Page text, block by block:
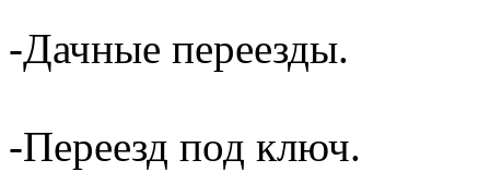
-Дачные переезды.
-Переезд под ключ.